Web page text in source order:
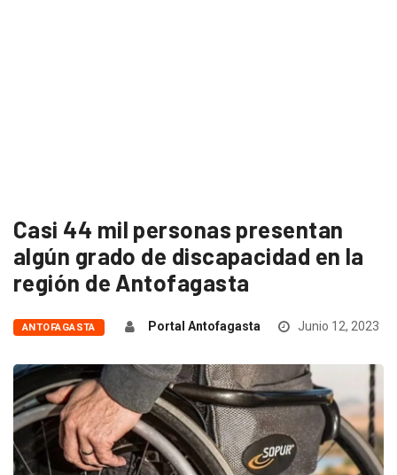
Casi 44 mil personas presentan
algún grado de discapacidad en la
región de Antofagasta
ANTOFAGASTA Portal Antofagasta Junio 12, 2023